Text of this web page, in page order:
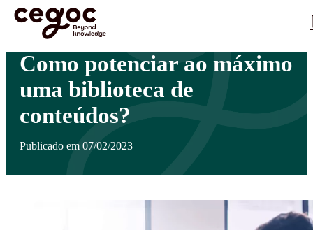
Skip to main content
Está aqui:Home >Notícias
Como potenciar ao máximo
uma biblioteca de
conteúdos?
Publicado em 07/02/2023